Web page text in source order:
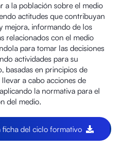
a la población sobre el medio
actitudes que contribuyan
mejora, informando de los
relacionados con el medio
para tomar las decisiones
actividades para su
basadas en principios de
a cabo acciones de
la normativa para el
del medio.
ficha del ciclo formativo